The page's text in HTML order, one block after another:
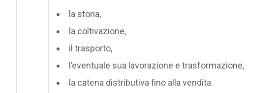
la storia,
la coltivazione,
il trasporto,
l’eventuale sua lavorazione e trasformazione,
la catena distributiva fino alla vendita.